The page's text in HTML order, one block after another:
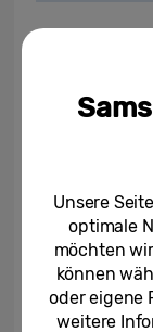
Unsere
optimale
möchten
können
oder eigene
weitere